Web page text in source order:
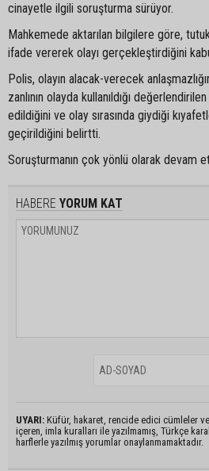
cinayetle ilgili soruşturma sürüyor.
Mahkemede aktarılan bilgilere göre,
ifade vererek olayı gerçekleştirdiğini
Polis, olayın alacak-verecek
zanlının olayda kullanıldığı
edildiğini ve olay sırasında giydiği
geçirildiğini belirtti.
Soruşturmanın çok yönlü olarak devam
HABERE YORUM KAT
UYARI: Küfür, hakaret, rencide edici cümleler
içeren, imla kuralları ile yazılmamış, Türkçe
harflerle yazılmış yorumlar onaylanmamaktadır.